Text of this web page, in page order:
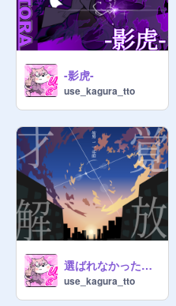
-影虎-
use_kagura_tto
選ばれなかった僕達へ #2 才覚解放
use_kagura_tto